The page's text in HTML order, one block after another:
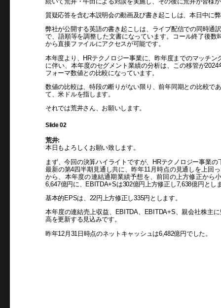
質疑応答を含む本説明会の動画及び書き起こしは、本日中に
弊社が公開する英語の書き起こしは、ライブ配信での同時通
で、語順等を調整した文書になっています。コール終了後
から直接ファイルにアクセスが可能です。
本年度より、HRテクノロジー事業に、昨年度までのマッチ
に伴い、本年度のセグメント業績の分析は、この移管が
フォーマ数値との比較になっています。
数値の比較は、特段の断りがない限り、前年同期との比較で
て、米ドルを指します。
それでは荒井さん、お願いします。
Slide 02
荒井:
本日もよろしくお願い致します。
まず、今回の決算ハイライトですが、HRテクノロジー事業
最新の第4四半期見通し共に、昨年11月時点の見通しを上回
から、本年度の連結通期業績予想を、前回の上方修正から
6,647億円に、EBITDA+Sは302億円上方修正し7,638億円とし
基本的EPSは、22円上方修正し335円とします。
本年度の連結売上収益、EBITDA、EBITDA+S、親会社株主
高を更新する見込みです。
昨年12月31日時点のネットキャッシュは6,482億円でした。